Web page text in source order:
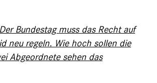
Bundestag muss das Recht auf
neu regeln. Wie hoch sollen die
Abgeordnete sehen das